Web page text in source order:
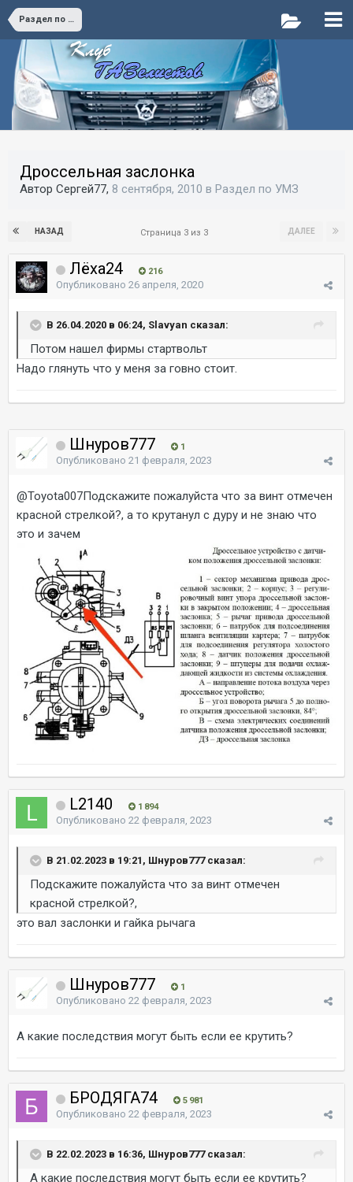
Раздел по УМЗ
Дроссельная заслонка
Автор Сергей77, 8 сентября, 2010 в Раздел по УМЗ
НАЗАД ДАЛЕЕ
Страница 3 из 3
Лёха24 216
Опубликовано 26 апреля, 2020
В 26.04.2020 в 06:24, Slavyan сказал:
Потом нашел фирмы стартвольт
Надо глянуть что у меня за говно стоит.
Шнуров777 1
Опубликовано 21 февраля, 2023
@Toyota007Подскажите пожалуйста что за винт отмечен
красной стрелкой?, а то крутанул с дуру и не знаю что
это и зачем
L2140 1 894
Опубликовано 22 февраля, 2023
В 21.02.2023 в 19:21, Шнуров777 сказал:
Подскажите пожалуйста что за винт отмечен
красной стрелкой?,
это вал заслонки и гайка рычага
Шнуров777 1
Опубликовано 22 февраля, 2023
А какие последствия могут быть если ее крутить?
БРОДЯГА74 5 981
Опубликовано 22 февраля, 2023
В 22.02.2023 в 16:36, Шнуров777 сказал:
А какие последствия могут быть если ее крутить?